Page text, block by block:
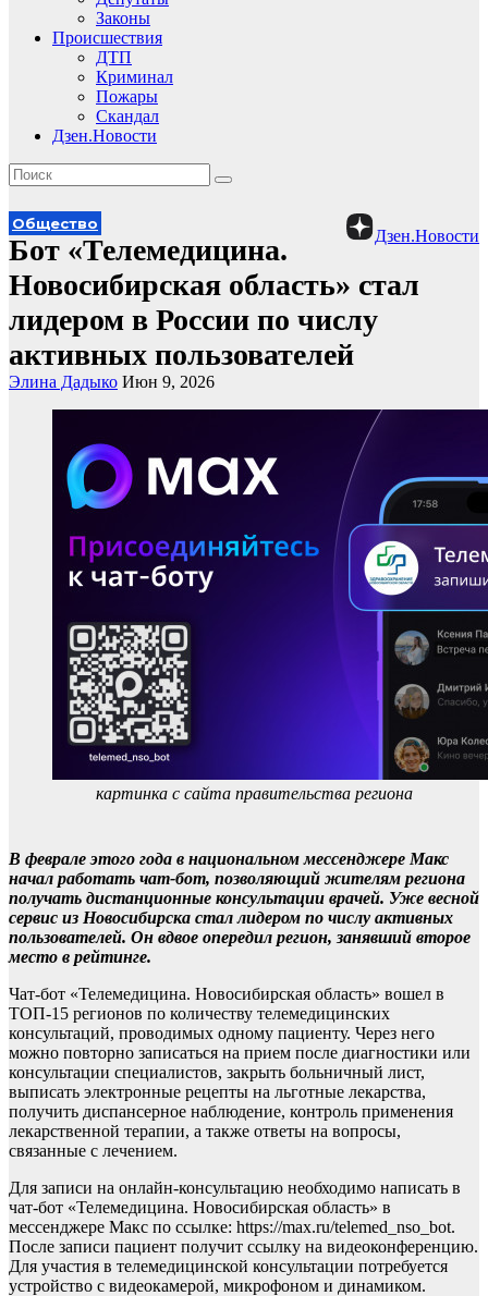
Законы
Происшествия
ДТП
Криминал
Пожары
Скандал
Дзен.Новости
Дзен.Новости
Общество
Бот «Телемедицина.
Новосибирская область» стал
лидером в России по числу
активных пользователей
Элина Дадыко Июн 9, 2026
картинка с сайта правительства региона
В феврале этого года в национальном мессенджере Макс
начал работать чат-бот, позволяющий жителям региона
получать дистанционные консультации врачей. Уже весной
сервис из Новосибирска стал лидером по числу активных
пользователей. Он вдвое опередил регион, занявший второе
место в рейтинге.
Чат-бот «Телемедицина. Новосибирская область» вошел в
ТОП-15 регионов по количеству телемедицинских
консультаций, проводимых одному пациенту. Через него
можно повторно записаться на прием после диагностики или
консультации специалистов, закрыть больничный лист,
выписать электронные рецепты на льготные лекарства,
получить диспансерное наблюдение, контроль применения
лекарственной терапии, а также ответы на вопросы,
связанные с лечением.
Для записи на онлайн-консультацию необходимо написать в
чат-бот «Телемедицина. Новосибирская область» в
мессенджере Макс по ссылке: https://max.ru/telemed_nso_bot.
После записи пациент получит ссылку на видеоконференцию.
Для участия в телемедицинской консультации потребуется
устройство с видеокамерой, микрофоном и динамиком.